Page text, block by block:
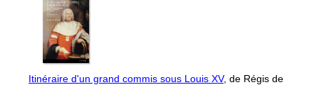
Itinéraire d'un grand commis sous Louis XV, de Régis de